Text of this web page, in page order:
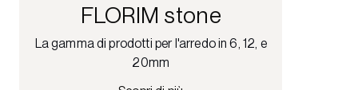
FLORIM stone
La gamma di prodotti per l'arredo in 6, 12, e
20mm